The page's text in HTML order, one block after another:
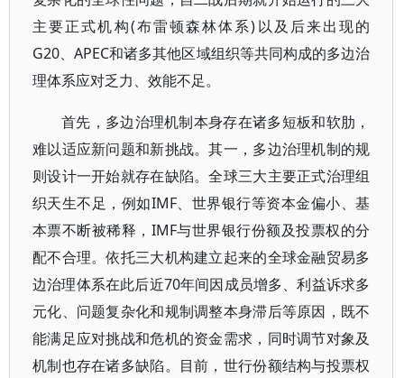
主要正式机构(布雷顿森林体系)以及后来出现的
G20、APEC和诸多其他区域组织等共同构成的多边治
理体系应对乏力、效能不足。
首先，多边治理机制本身存在诸多短板和软肋，
难以适应新问题和新挑战。其一，多边治理机制的规
则设计一开始就存在缺陷。全球三大主要正式治理组
织天生不足，例如IMF、世界银行等资本金偏小、基
本票不断被稀释，IMF与世界银行份额及投票权的分
配不合理。依托三大机构建立起来的全球金融贸易多
边治理体系在此后近70年间因成员增多、利益诉求多
元化、问题复杂化和规制调整本身滞后等原因，既不
能满足应对挑战和危机的资金需求，同时调节对象及
机制也存在诸多缺陷。目前，世行份额结构与投票权